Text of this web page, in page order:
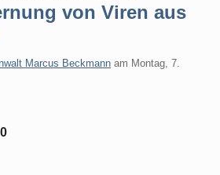
von Viren aus
Marcus Beckmann am Montag, 7.